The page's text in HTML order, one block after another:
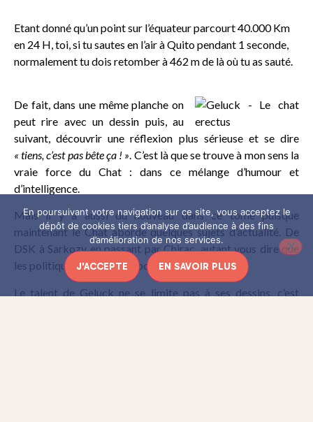
Etant donné qu’un point sur l’équateur parcourt 40.000 Km
en 24 H, toi, si tu sautes en l’air à Quito pendant 1 seconde,
normalement tu dois retomber à 462 m de là où tu as sauté.
De fait, dans une même planche on
peut rire avec un dessin puis, au
suivant, découvrir une réflexion plus sérieuse et se dire
« tiens, c’est pas bête ça ! ». C’est là que se trouve à mon sens la
vraie force du Chat : dans ce mélange d’humour et
d’intelligence.
Mais il y a aussi du nouveau dans ce tome puisque
maintenant le Chat aborde quelques sujets d’actualité. De
DSK à Sarkozy en passant par Chirac, autant vous dire que
les politiques en prennent pour leur grade !
Le talent de Geluck ne se limite pas à ses dessins, c’est
En poursuivant votre navigation sur ce site, vous acceptez le
dépôt de cookies tiers d’analyse d’audience à des fins
d’amélioration de nos services.
J'ACCEPTE EN SAVOIR PLUS